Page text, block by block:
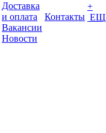
Доставка
и оплата
Вакансии
Новости
Контакты
+